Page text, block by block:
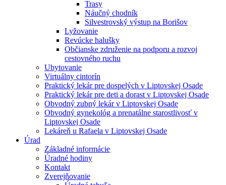
Trasy
Náučný chodník
Silvestrovský výstup na Borišov
Lyžovanie
Revúcke halušky
Občianske združenie na podporu a rozvoj
cestovného ruchu
Ubytovanie
Virtuálny cintorín
Praktický lekár pre dospelých v Liptovskej Osade
Praktický lekár pre deti a dorast v Liptovskej Osade
Obvodný zubný lekár v Liptovskej Osade
Obvodný gynekológ a prenatálne starostlivosť v
Liptovskej Osade
Lekáreň u Rafaela v Liptovskej Osade
Úrad
Základné informácie
Úradné hodiny
Kontakt
Zverejňovanie